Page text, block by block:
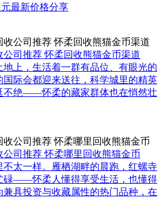
最新价格分享
公司推荐 怀柔回收熊猫金币渠道
上，生活着一群有品位、有眼光的
际会都迎来送往，科学城里的精英
不绝——怀柔的藏家群体也在悄然壮
公司推荐 怀柔哪里回收熊猫金币
太一样。雁栖湖畔的晨跑，红螺寺
碌——怀柔人懂得享受生活，也懂得
具投资与收藏属性的热门品种，在